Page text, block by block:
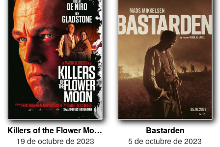
Killers of the Flower Moon
19 de octubre de 2023
Bastarden
5 de octubre de 2023